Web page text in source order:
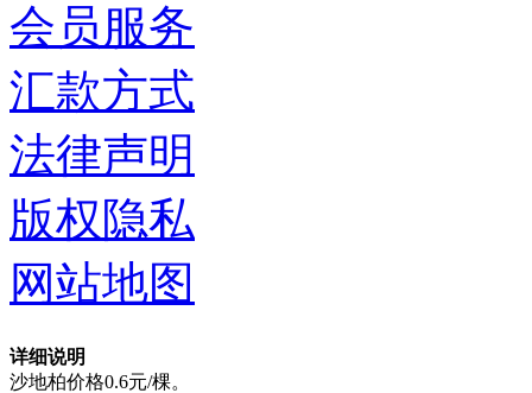
详细说明
沙地柏价格0.6元/棵。
会员服务
汇款方式
法律声明
版权隐私
网站地图